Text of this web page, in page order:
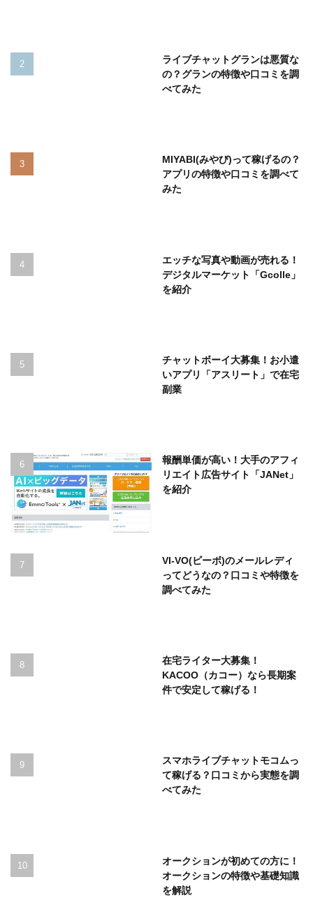
ライブチャットグランは悪質な
の？グランの特徴や口コミを調
べてみた
MIYABI(みやび)って稼げるの？
アプリの特徴や口コミを調べて
みた
エッチな写真や動画が売れる！
デジタルマーケット「Gcolle」
を紹介
チャットボーイ大募集！お小遣
いアプリ「アスリート」で在宅
副業
報酬単価が高い！大手のアフィ
リエイト広告サイト「JANet」
を紹介
VI-VO(ビーボ)のメールレディ
ってどうなの？口コミや特徴を
調べてみた
在宅ライター大募集！
KACOO（カコー）なら長期案
件で安定して稼げる！
スマホライブチャットモコムっ
て稼げる？口コミから実態を調
べてみた
オークションが初めての方に！
オークションの特徴や基礎知識
を解説